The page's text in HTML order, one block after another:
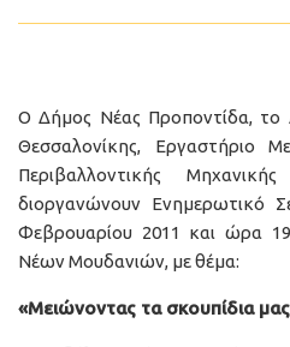
Ο Δήμος Νέας Προποντίδα, το
Θεσσαλονίκης, Εργαστήριο
Περιβαλλοντικής
διοργανώνουν Ενημερωτικό
Φεβρουαρίου 2011 και ώρα
Νέων Μουδανιών, με θέμα:
«Μειώνοντας τα σκουπίδια